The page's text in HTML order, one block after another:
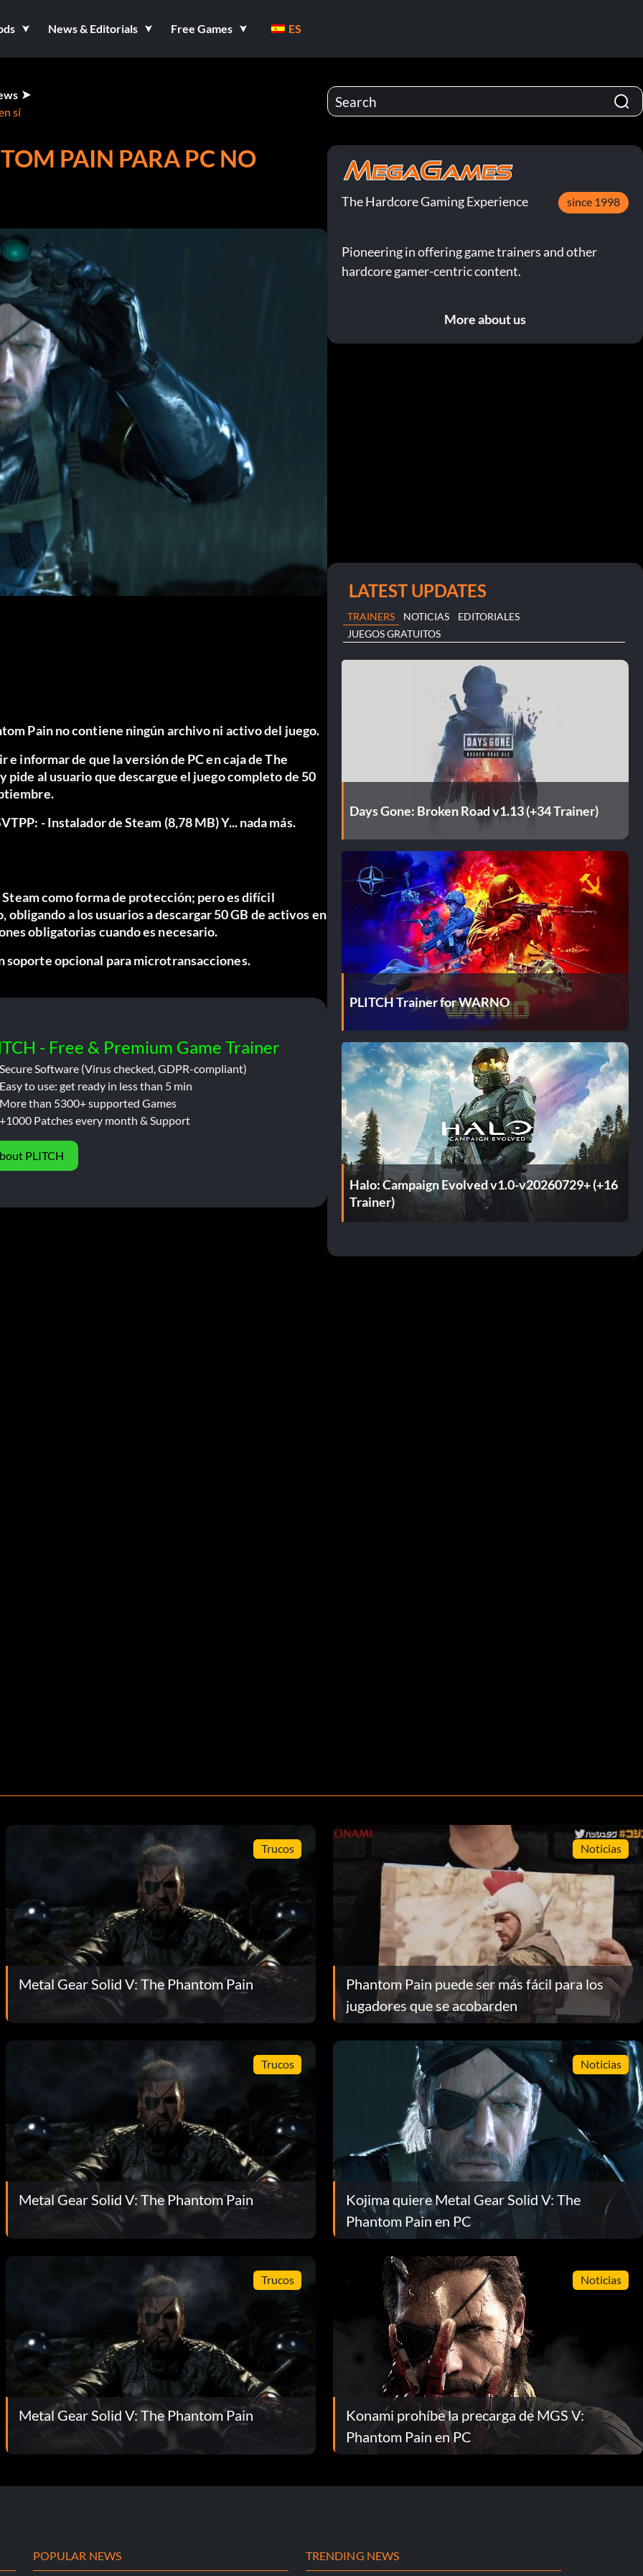
News & Editorials Free Games ES
sí
PAIN PARA PC NO
Pain no contiene ningún archivo ni activo del juego.
informar de que la versión de PC en caja de The
al usuario que descargue el juego completo de 50
: - Instalador de Steam (8,78 MB) Y... nada más.
como forma de protección; pero es difícil
a los usuarios a descargar 50 GB de activos en
obligatorias cuando es necesario.
soporte opcional para microtransacciones.
- Free & Premium Game Trainer
Software (Virus checked, GDPR-compliant)
to use: get ready in less than 5 min
than 5300+ supported Games
Patches every month & Support
PLITCH
The Hardcore Gaming Experience since 1998
Pioneering in offering game trainers and other
hardcore gamer-centric content.
More about us
LATEST UPDATES
TRAINERS NOTICIAS
EDITORIALES
JUEGOS GRATUITOS
Days Gone: Broken Road v1.13 (+34 Trainer)
PLITCH Trainer for WARNO
Halo: Campaign Evolved v1.0-v20260729+ (+16
Trainer)
Trucos
Metal Gear Solid V: The Phantom Pain
Noticias
Phantom Pain puede ser más fácil para los
jugadores que se acobarden
Trucos
Metal Gear Solid V: The Phantom Pain
Noticias
Kojima quiere Metal Gear Solid V: The
Phantom Pain en PC
Trucos
Metal Gear Solid V: The Phantom Pain
Noticias
Konami prohíbe la precarga de MGS V:
Phantom Pain en PC
POPULAR NEWS TRENDING NEWS